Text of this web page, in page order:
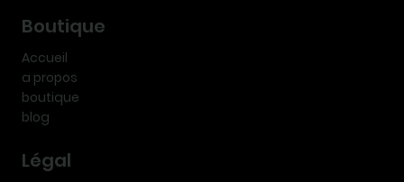
Boutique
Accueil
a propos
boutique
blog
Légal